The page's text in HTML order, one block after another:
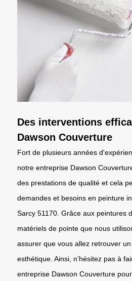
Des interventions
Dawson Couverture
Fort de plusieurs années
notre entreprise Dawson
des prestations de qualité et cela
demandes et besoins en peinture
Sarcy 51170. Grâce aux peintures
matériels de pointe que nous
assurer que vous allez retrouver
esthétique. Ainsi, n’hésitez pas à
entreprise Dawson Couverture